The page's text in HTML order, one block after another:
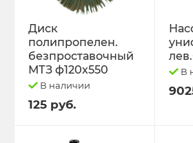
Диск
полипропелен.
безпроставочный
МТЗ ф120х550
В наличии
125 руб.
В